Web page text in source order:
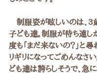
制服姿が眩しいのは、3
子ども達。制服が待ち遠し
度も「まだ来ないの？」と尋
リギリになってごめんなさ
ども達は誇らしそうで、急